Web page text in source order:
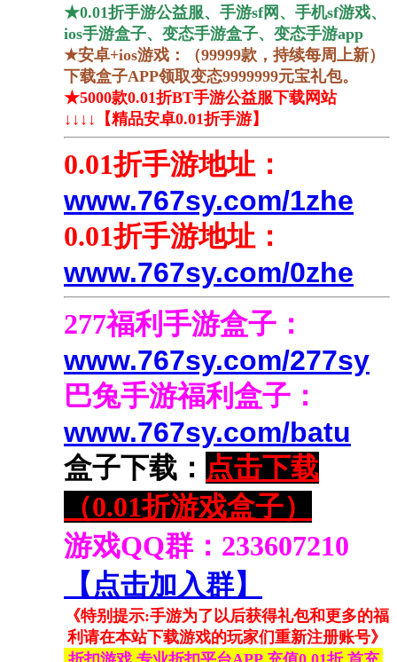
★0.01折手游公益服、手游sf网、手机sf游戏、
ios手游盒子、变态手游盒子、变态手游app
★安卓+ios游戏：（99999款，持续每周上新）
下载盒子APP领取变态9999999元宝礼包。
★5000款0.01折BT手游公益服下载网站
↓↓↓↓【精品安卓0.01折手游】
0.01折手游地址：
www.767sy.com/1zhe
0.01折手游地址：
www.767sy.com/0zhe
277福利手游盒子 ：
www.767sy.com/277sy
巴兔手游福利盒子：
www.767sy.com/batu
盒子下载： 点击下载
（0.01折游戏盒子）
游戏QQ群：233607210
【点击加入群】
《特别提示:手游为了以后获得礼包和更多的福
利请在本站下载游戏的玩家们重新注册账号》